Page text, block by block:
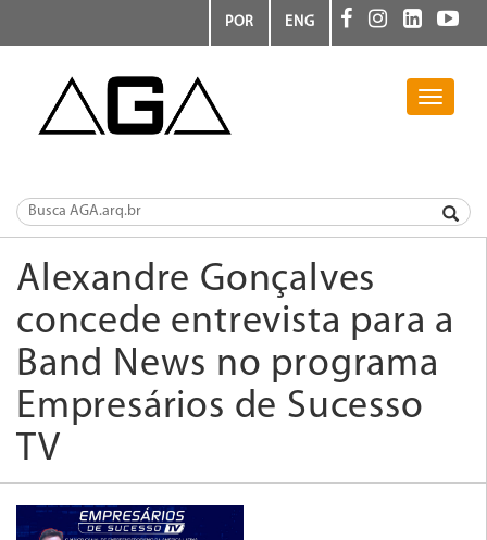
POR ENG
Toggle
Alexandre Gonçalves
concede entrevista para a
Band News no programa
Empresários de Sucesso
TV